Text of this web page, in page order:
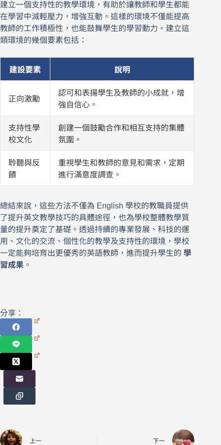
建立一個支持性的教學環境，有助於讓教師和學生都能
在學習中減輕壓力，增強互動。這樣的環境不僅能提高
教師的工作積極性，也能鼓舞學生的學習動力。建立這
類環境的幾個要素包括：
建設要素 說明
正向激勵
認可和表揚學生及教師的小成就，增
強自信心。
支持性學
校文化
創建一個鼓勵合作和相互支持的集體
氛圍。
聆聽與反
饋
重視學生和教師的意見和需求，定期
進行滿意度調查。
總結來說，這些方法不僅為 English 學校的教職員提供
了提升英文教學技巧的具體途徑，也為學校整體教學質
量的提升奠定了基礎。透過持續的專業發展、科技的運
用、文化的交流、個性化的教學及支持性的環境，學校
一定能夠培育出更優秀的英語教師，進而提升學生的 學
習成果 。
分享：
上一 下一